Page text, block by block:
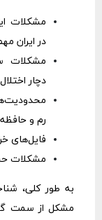
مشکلات
در ایران
دچار
رم و حافظه
فایل‌های
مشکلات
به طور کلی،
مشکل از سمت